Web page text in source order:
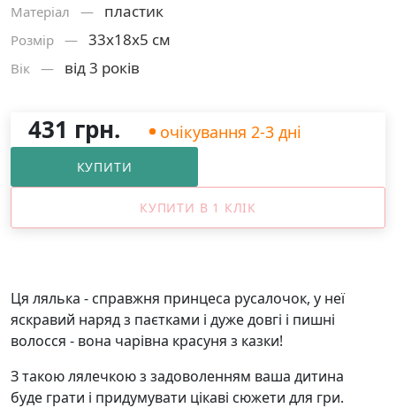
Матерiал — пластик
Розмiр — 33х18х5 см
Вік — від 3 років
431 грн. очікування 2-3 дні
КУПИТИ
КУПИТИ В 1 КЛІК
Ця лялька - справжня принцеса русалочок, у неї
яскравий наряд з паєтками і дуже довгі і пишні
волосся - вона чарівна красуня з казки!
З такою лялечкою з задоволенням ваша дитина
буде грати і придумувати цікаві сюжети для гри.